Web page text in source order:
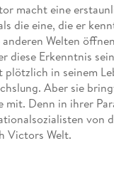
macht eine
die eine, die er
anderen Welten
diese Erkenntnis
plötzlich in seinem
Aber sie
mit. Denn in ihrer
von
Victors Welt.